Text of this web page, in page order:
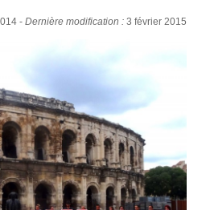
-Dernière modification :3 février 2015